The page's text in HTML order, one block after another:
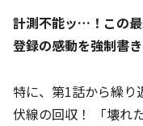
計測不能ッ…！この
登録の感動を強制書
特に、第1話から繰り
伏線の回収！ 「壊れ